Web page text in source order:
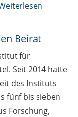
Beirat
für
Seit 2014 hatte
des Instituts
fünf bis sieben
Forschung,